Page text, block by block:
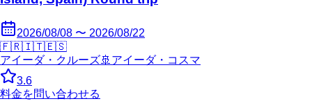
2026/08/08 〜 2026/08/22
🇫🇷🇮🇹🇪🇸
アイーダ・クルーズ🚢 アイーダ・コスマ
3.6
料金を問い合わせる